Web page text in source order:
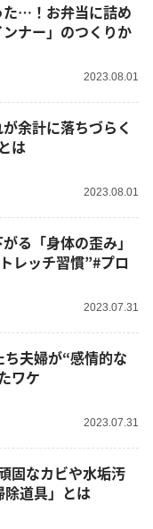
…！お弁当に詰め
ナー」のつくりか
2023.08.01
余計に落ちづらく
は
2023.08.01
る「身体の歪み」
レッチ習慣”#プロ
2023.07.31
夫婦が“感情的な
ワケ
2023.07.31
固なカビや水垢汚
道具」とは